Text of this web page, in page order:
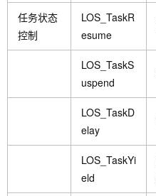
任务状态
控制
LOS_TaskR
esume
LOS_TaskS
uspend
LOS_TaskD
elay
LOS_TaskYi
eld